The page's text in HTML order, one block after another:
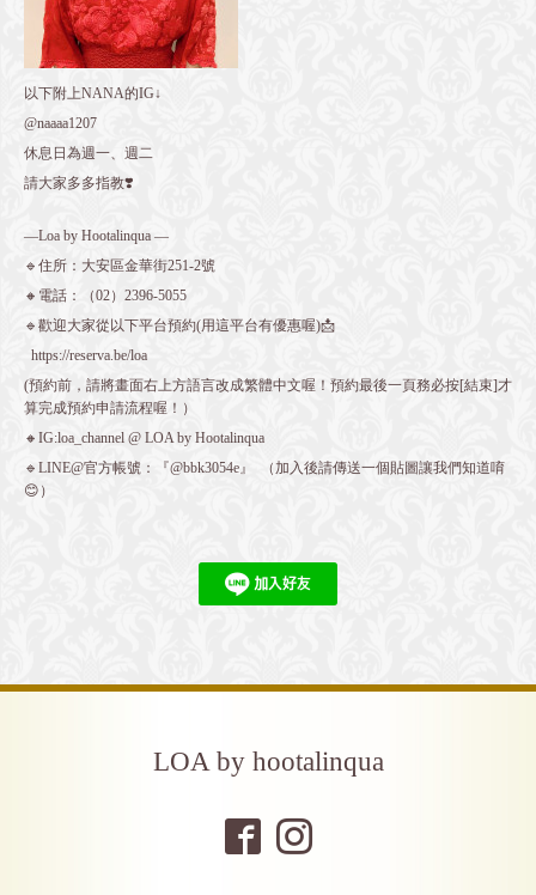
以下附上NANA的IG↓
@naaaa1207
休息日為週一、週二
請大家多多指教❣️
—Loa by Hootalinqua —
🔹住所：大安區金華街251-2號
🔸電話：
（02）2396-5055
🔹歡迎大家從以下平台預約(用這平台有優惠喔)📩
https://reserva.be/loa
(預約前，請將畫面右上方語言改成繁體中文喔！預約最後一頁務必按[結束]才
算完成預約申請流程喔！）
🔸IG:loa_channel @ LOA by Hootalinqua
🔹LINE@官方帳號：『@bbk3054e』 （加入後請傳送一個貼圖讓我們知道唷
😊）
LOA by hootalinqua